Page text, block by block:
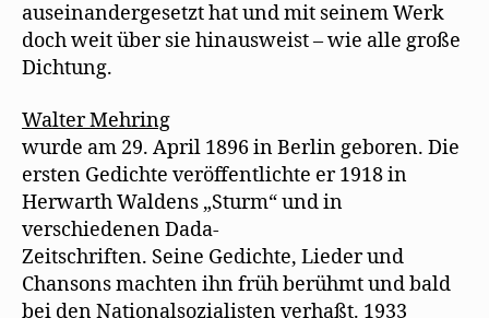
auseinandergesetzt hat und mit seinem Werk
doch weit über sie hinausweist – wie alle große
Dichtung.
Walter Mehring
wurde am 29. April 1896 in Berlin geboren. Die
ersten Gedichte veröffentlichte er 1918 in
Herwarth Waldens „Sturm“ und in
verschiedenen Dada-
Zeitschriften. Seine Gedichte, Lieder und
Chansons machten ihn früh berühmt und bald
bei den Nationalsozialisten verhaßt. 1933